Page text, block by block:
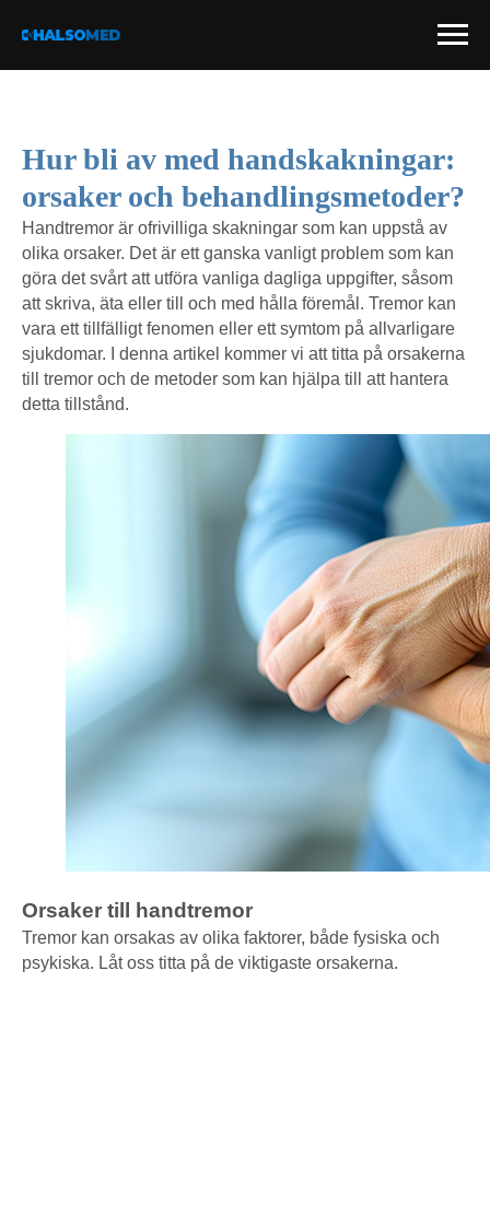
Hur bli av med handskakningar:
orsaker och behandlingsmetoder?
Handtremor är ofrivilliga skakningar som kan uppstå av
olika orsaker. Det är ett ganska vanligt problem som kan
göra det svårt att utföra vanliga dagliga uppgifter, såsom
att skriva, äta eller till och med hålla föremål. Tremor kan
vara ett tillfälligt fenomen eller ett symtom på allvarligare
sjukdomar. I denna artikel kommer vi att titta på orsakerna
till tremor och de metoder som kan hjälpa till att hantera
detta tillstånd.
Orsaker till handtremor
Tremor kan orsakas av olika faktorer, både fysiska och
psykiska. Låt oss titta på de viktigaste orsakerna.